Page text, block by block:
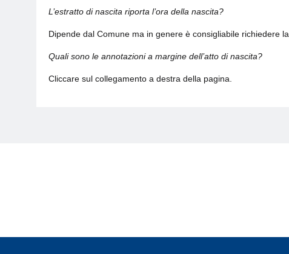
L’estratto di nascita riporta l’ora della nascita?
Dipende dal Comune ma in genere è consigliabile richiedere la
Quali sono le annotazioni a margine dell’atto di nascita?
Cliccare sul collegamento a destra della pagina.